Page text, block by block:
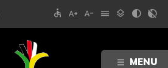
MENU
accessible text_increase text_decrease menu layers contrast contrast_rtl_off